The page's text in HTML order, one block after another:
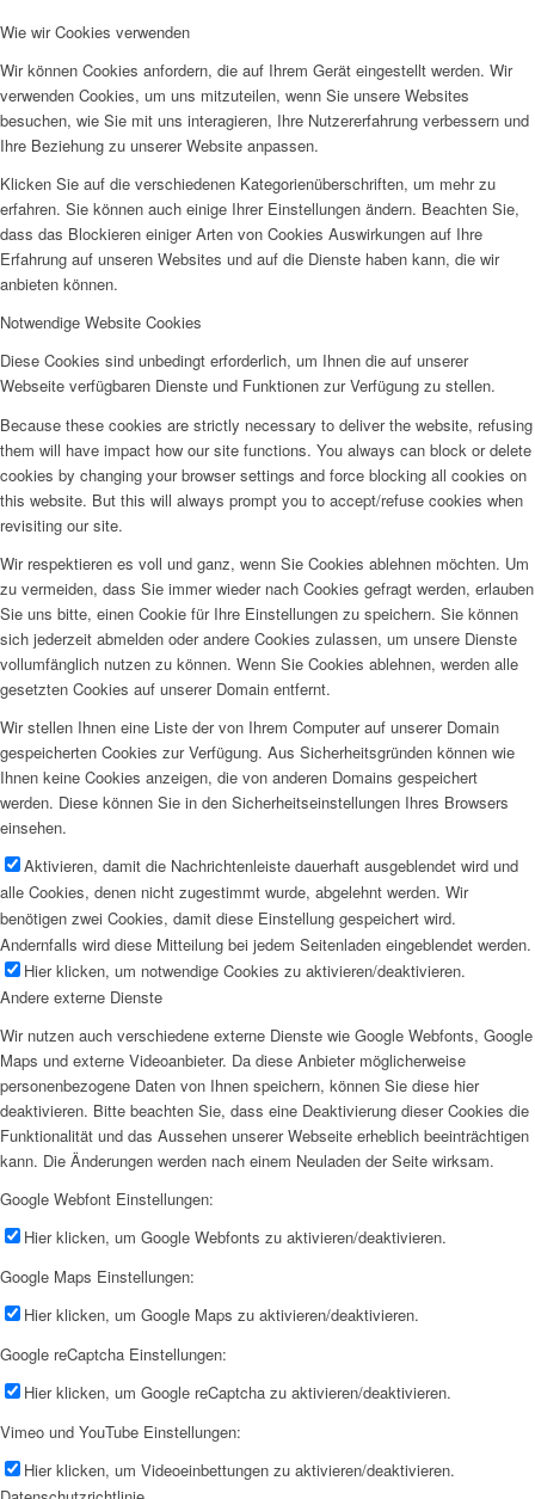
Wie wir Cookies verwenden
Wir können Cookies anfordern, die auf Ihrem Gerät eingestellt werden. Wir
verwenden Cookies, um uns mitzuteilen, wenn Sie unsere Websites
besuchen, wie Sie mit uns interagieren, Ihre Nutzererfahrung verbessern und
Ihre Beziehung zu unserer Website anpassen.
Klicken Sie auf die verschiedenen Kategorienüberschriften, um mehr zu
erfahren. Sie können auch einige Ihrer Einstellungen ändern. Beachten Sie,
dass das Blockieren einiger Arten von Cookies Auswirkungen auf Ihre
Erfahrung auf unseren Websites und auf die Dienste haben kann, die wir
anbieten können.
Notwendige Website Cookies
Diese Cookies sind unbedingt erforderlich, um Ihnen die auf unserer
Webseite verfügbaren Dienste und Funktionen zur Verfügung zu stellen.
Because these cookies are strictly necessary to deliver the website, refusing
them will have impact how our site functions. You always can block or delete
cookies by changing your browser settings and force blocking all cookies on
this website. But this will always prompt you to accept/refuse cookies when
revisiting our site.
Wir respektieren es voll und ganz, wenn Sie Cookies ablehnen möchten. Um
zu vermeiden, dass Sie immer wieder nach Cookies gefragt werden, erlauben
Sie uns bitte, einen Cookie für Ihre Einstellungen zu speichern. Sie können
sich jederzeit abmelden oder andere Cookies zulassen, um unsere Dienste
vollumfänglich nutzen zu können. Wenn Sie Cookies ablehnen, werden alle
gesetzten Cookies auf unserer Domain entfernt.
Wir stellen Ihnen eine Liste der von Ihrem Computer auf unserer Domain
gespeicherten Cookies zur Verfügung. Aus Sicherheitsgründen können wie
Ihnen keine Cookies anzeigen, die von anderen Domains gespeichert
werden. Diese können Sie in den Sicherheitseinstellungen Ihres Browsers
einsehen.
Aktivieren, damit die Nachrichtenleiste dauerhaft ausgeblendet wird und
alle Cookies, denen nicht zugestimmt wurde, abgelehnt werden. Wir
benötigen zwei Cookies, damit diese Einstellung gespeichert wird.
Andernfalls wird diese Mitteilung bei jedem Seitenladen eingeblendet werden.
Hier klicken, um notwendige Cookies zu aktivieren/deaktivieren.
Andere externe Dienste
Wir nutzen auch verschiedene externe Dienste wie Google Webfonts, Google
Maps und externe Videoanbieter. Da diese Anbieter möglicherweise
personenbezogene Daten von Ihnen speichern, können Sie diese hier
deaktivieren. Bitte beachten Sie, dass eine Deaktivierung dieser Cookies die
Funktionalität und das Aussehen unserer Webseite erheblich beeinträchtigen
kann. Die Änderungen werden nach einem Neuladen der Seite wirksam.
Google Webfont Einstellungen:
Hier klicken, um Google Webfonts zu aktivieren/deaktivieren.
Google Maps Einstellungen:
Hier klicken, um Google Maps zu aktivieren/deaktivieren.
Google reCaptcha Einstellungen:
Hier klicken, um Google reCaptcha zu aktivieren/deaktivieren.
Vimeo und YouTube Einstellungen:
Hier klicken, um Videoeinbettungen zu aktivieren/deaktivieren.